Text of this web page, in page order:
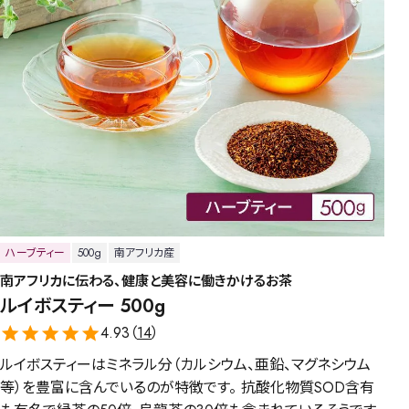
ハーブティー 500g 南アフリカ産
南アフリカに伝わる、健康と美容に働きかけるお茶
ルイボスティー 500g
4.93（14）
ルイボスティーはミネラル分（カルシウム、亜鉛、マグネシウム
等）を豊富に含んでいるのが特徴です。 抗酸化物質SOD含有